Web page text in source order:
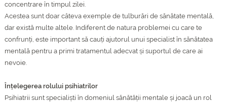
concentrare în timpul zilei.
Acestea sunt doar câteva exemple de tulburări de sănătate mentală,
dar există multe altele. Indiferent de natura problemei cu care te
confrunți, este important să cauți ajutorul unui specialist în sănătatea
mentală pentru a primi tratamentul adecvat și suportul de care ai
nevoie.
Înțelegerea rolului psihiatrilor
Psihiatrii sunt specialiști în domeniul sănătății mentale și joacă un rol